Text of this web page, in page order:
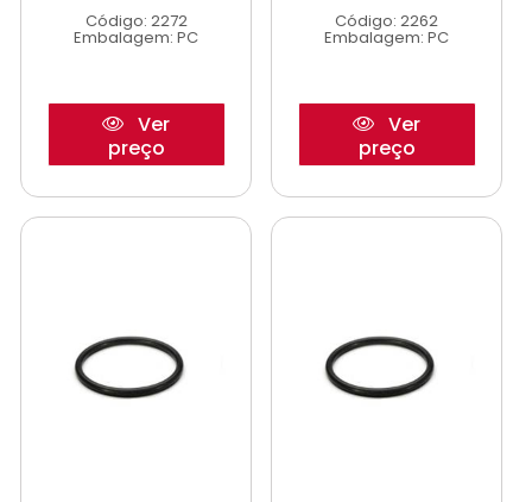
Código: 2272
Embalagem: PC
Ver
preço
Código: 2262
Embalagem: PC
Ver
preço